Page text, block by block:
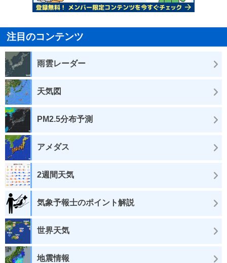
注目のコンテンツ
雨雲レーダー
天気図
PM2.5分布予測
アメダス
2週間天気
気象予報士のポイント解説
世界天気
地震情報